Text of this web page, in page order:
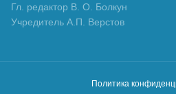
Гл. редактор В. О. Болкун
Учредитель А.П. Верстов
Политика